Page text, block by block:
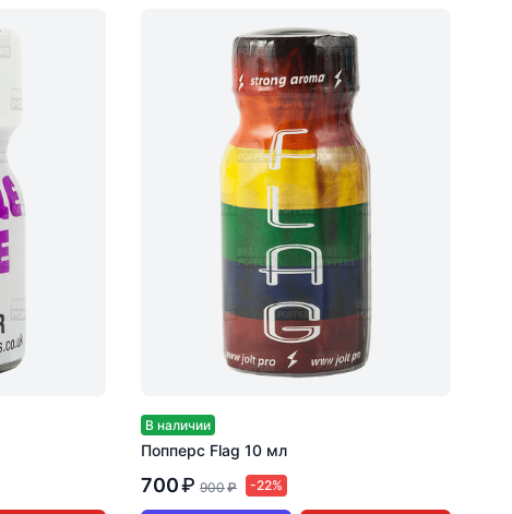
В наличии
Попперс Flag 10 мл
700₽ 900₽ -22%